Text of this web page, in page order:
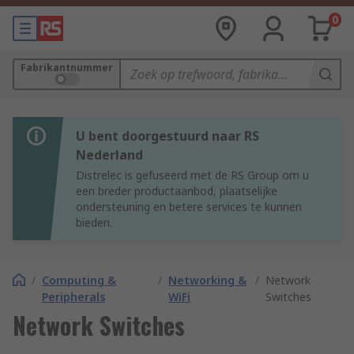
0
Fabrikantnummer
U bent doorgestuurd naar RS
Nederland
Distrelec is gefuseerd met de RS Group om u
een breder productaanbod, plaatselijke
ondersteuning en betere services te kunnen
bieden.
/ Computing &
Peripherals
/ Networking &
WiFi
/ Network
Switches
Network Switches